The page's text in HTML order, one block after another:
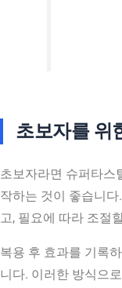
초보자를 위
초보자라면 슈퍼타스
작하는 것이 좋습니
고, 필요에 따라 조절
복용 후 효과를 기록
니다. 이러한 방식으